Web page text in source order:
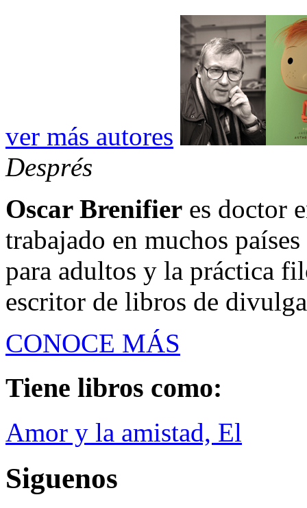
ver más autores
Després
Oscar Brenifier es doctor
trabajado en muchos
para adultos y la práctica
escritor de libros de
CONOCE MÁS
Tiene libros como:
Amor y la amistad, El
Siguenos